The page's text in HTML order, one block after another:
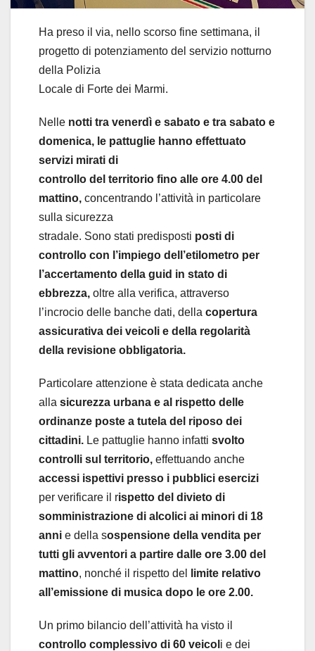
Ha preso il via, nello scorso fine settimana, il
progetto di potenziamento del servizio notturno
della Polizia
Locale di Forte dei Marmi.
Nelle notti tra venerdì e sabato e tra sabato e
domenica, le pattuglie hanno effettuato
servizi mirati di
controllo del territorio fino alle ore 4.00 del
mattino, concentrando l’attività in particolare
sulla sicurezza
stradale. Sono stati predisposti posti di
controllo con l’impiego dell’etilometro per
l’accertamento della guid in stato di
ebbrezza, oltre alla verifica, attraverso
l’incrocio delle banche dati, della copertura
assicurativa dei veicoli e della regolarità
della revisione obbligatoria.
Particolare attenzione è stata dedicata anche
alla sicurezza urbana e al rispetto delle
ordinanze poste a tutela del riposo dei
cittadini. Le pattuglie hanno infatti svolto
controlli sul territorio, effettuando anche
accessi ispettivi presso i pubblici esercizi
per verificare il rispetto del divieto di
somministrazione di alcolici ai minori di 18
anni e della sospensione della vendita per
tutti gli avventori a partire dalle ore 3.00 del
mattino, nonché il rispetto del
limite relativo
all’emissione di musica dopo le ore 2.00.
Un primo bilancio dell’attività ha visto il
controllo complessivo di 60 veicol i e dei